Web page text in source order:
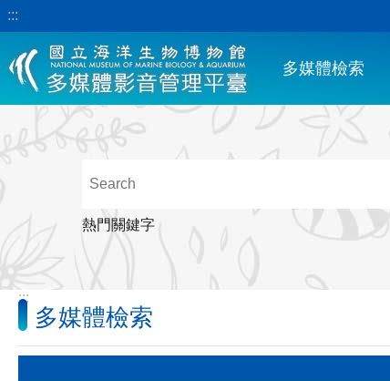
跳到主要內容區塊
:::
多媒體檢索
熱門關鍵字
:::
多媒體檢索